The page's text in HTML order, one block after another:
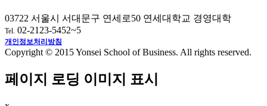
03722 서울시 서대문구 연세로50 연세대학교 경영대학
Tel. 02-2123-5452~5
개인정보처리방침
Copyright © 2015 Yonsei School of Business. All rights reserved.
페이지 로딩 이미지 표시